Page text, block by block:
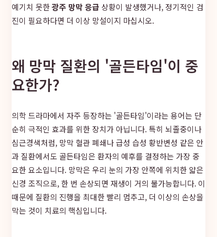
예기치 못한광주 망막 응급 상황이 발생했거나, 정기적인 검
진이 필요하다면 더 이상 망설이지 마십시오.
왜 망막 질환의 '골든타임'이 중
요한가?
의학 드라마에서 자주 등장하는 '골든타임'이라는 용어는 단
순히 극적인 효과를 위한 장치가 아닙니다. 특히 뇌졸중이나
심근경색처럼, 망막 혈관 폐쇄나 급성 습성 황반변성 같은 안
과 질환에서도 골든타임은 환자의 예후를 결정하는 가장 중
요한 요소입니다. 망막은 우리 눈의 가장 안쪽에 위치한 얇은
신경 조직으로, 한 번 손상되면 재생이 거의 불가능합니다. 이
때문에 질환의 진행을 최대한 빨리 멈추고, 더 이상의 손상을
막는 것이 치료의 핵심입니다.